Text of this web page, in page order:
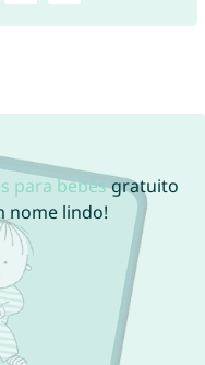
para bebêsgratuito
nome lindo!